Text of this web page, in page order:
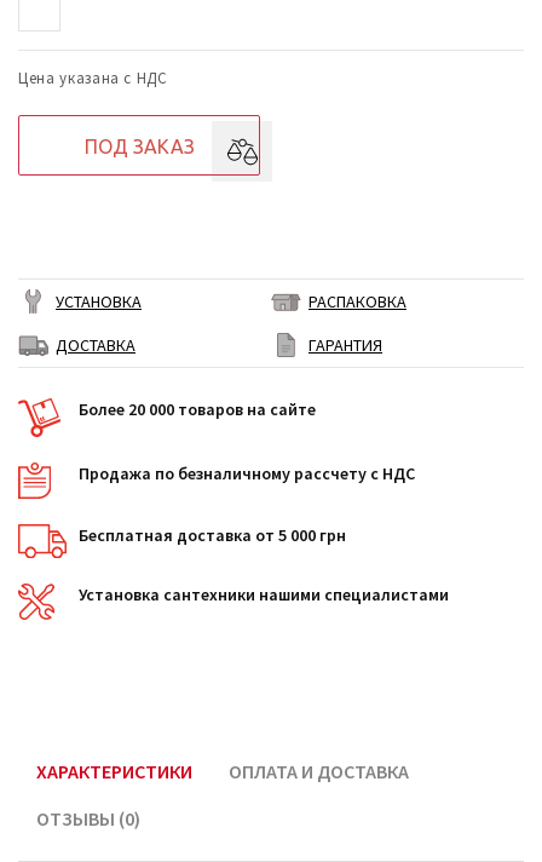
Цена указана с НДС
ПОД ЗАКАЗ
УСТАНОВКА
РАСПАКОВКА
ДОСТАВКА
ГАРАНТИЯ
Более 20 000 товаров на сайте
Продажа по безналичному рассчету с НДС
Бесплатная доставка от 5 000 грн
Установка сантехники нашими специалистами
ХАРАКТЕРИСТИКИ
ОПЛАТА И ДОСТАВКА
ОТЗЫВЫ (0)